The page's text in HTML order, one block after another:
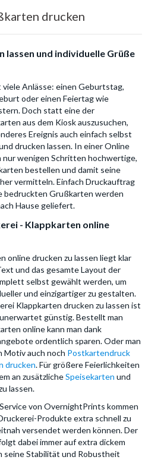
drucken
lassen und individuelle Grüße
Anlässe: einen Geburtstag,
oder einen Feiertag wie
Doch statt eine der
aus dem Kiosk auszusuchen,
Ereignis auch einfach selbst
drucken lassen. In einer Online
nur wenigen Schritten hochwertige,
bestellen und damit seine
vermitteln. Einfach Druckauftrag
bedruckten Grußkarten werden
Hause geliefert.
- Klappkarten online
online drucken zu lassen liegt klar
und das gesamte Layout der
selbst gewählt werden, um
und einzigartiger zu gestalten.
Klappkarten drucken zu lassen ist
günstig. Bestellt man
online kann man dank
ordentlich sparen. Oder man
Motiv auch noch Postkartendruck
drucken. Für größere Feierlichkeiten
an zusätzlicheSpeisekarten und
lassen.
von OvernightPrints kommen
Produkte extra schnell zu
versendet werden können. Der
dabei immer auf extra dickem
seine Stabilität und Robustheit